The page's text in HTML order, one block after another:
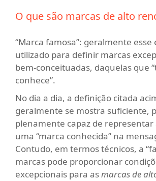
O que são marcas de alto
“Marca famosa”: geralmente esse
utilizado para definir marcas
bem-conceituadas, daquelas que
conhece”.
No dia a dia, a definição citada
geralmente se mostra suficiente,
plenamente capaz de representar
uma “marca conhecida” na
Contudo, em termos técnicos, a
marcas pode proporcionar
excepcionais para asmarcas de